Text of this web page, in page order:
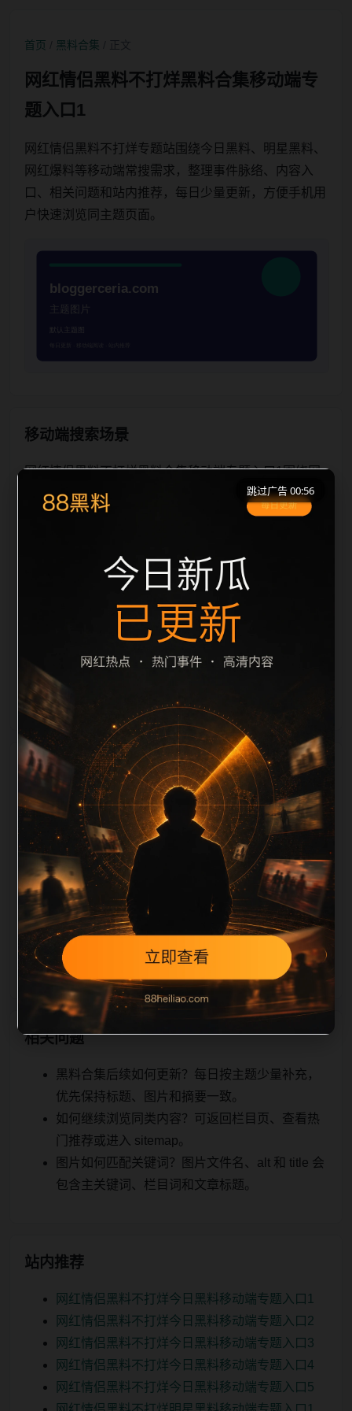
首页 黑料合集
网红情侣黑料不打烊黑料合集移动端专
题入口1
网红情侣黑料不打烊专题站围绕今日黑料、明星黑料、
网红爆料等移动端常搜需求，整理事件脉络、内容入
口、相关问题和站内推荐，每日少量更新，方便手机用
户快速浏览同主题页面。
移动端搜索场景
网红情侣黑料不打烊黑料合集移动端专题入口1围绕网
红情侣黑料不打烊和黑料合集展开，适合移动端用户在
短时间内理解页面主题、入口路径和延伸阅读方向。本
一致，减少无关词堆砌，避免同一批页面出现高度重
复。从搜索体验看，用户通常先看标题是否明确，再看
摘要是否说明更新范围，随后通过栏目入口继续浏览同
类内容。因此本页保留面包屑、同类推荐、热门推荐、
上一篇下一篇和 sitemap 入口，让重要页面点击深度控
制在三次以内。后续更新会围绕黑料合集持续补充新内
容，每次新增保持少量、稳定、相关
栏目内容归集
，图片文件名和 alt/title 也跟随主关键词、栏目词和文
章标题生成。如果采集内容缺少图片，将使用同主题默
认图兜底；如果标题过短、描述为空、正文摘要不足或
关键词连续重复，则不进入发布队列。本页还加入常见
问题和站内推荐，帮助用户从一个入口跳转到同类页
面、专题合集和热榜内容，提升停留时间和页面可抓取
性。第1条内容作为初始建设页，重点承担栏目深度补
齐、内链结构完善和后续采集归类的承接作用。
相关问题
黑料合集后续如何更新？每日按主题少量补充，
优先保持标题、图片和摘要一致。
如何继续浏览同类内容？可返回栏目页、查看热
门推荐或进入 sitemap。
图片如何匹配关键词？图片文件名、alt 和 title 会
包含主关键词、栏目词和文章标题。
站内推荐
网红情侣黑料不打烊今日黑料移动端专题入口1
网红情侣黑料不打烊今日黑料移动端专题入口2
网红情侣黑料不打烊今日黑料移动端专题入口3
网红情侣黑料不打烊今日黑料移动端专题入口4
网红情侣黑料不打烊今日黑料移动端专题入口5
跳过广告 00:56